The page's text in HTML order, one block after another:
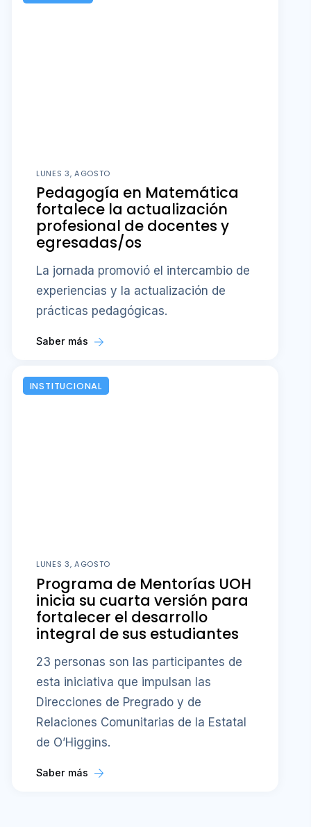
LUNES 3, AGOSTO
Pedagogía en Matemática
fortalece la actualización
profesional de docentes y
egresadas/os
La jornada promovió el intercambio de
experiencias y la actualización de
prácticas pedagógicas.
Saber más
INSTITUCIONAL
LUNES 3, AGOSTO
Programa de Mentorías UOH
inicia su cuarta versión para
fortalecer el desarrollo
integral de sus estudiantes
23 personas son las participantes de
esta iniciativa que impulsan las
Direcciones de Pregrado y de
Relaciones Comunitarias de la Estatal
de O’Higgins.
Saber más